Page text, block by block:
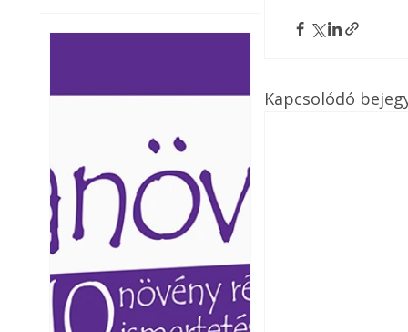
elérhetők lapszámaink. Bárhol,
elérhetők
Ezermester
Laptapir kényelmes
Kapcsolódó